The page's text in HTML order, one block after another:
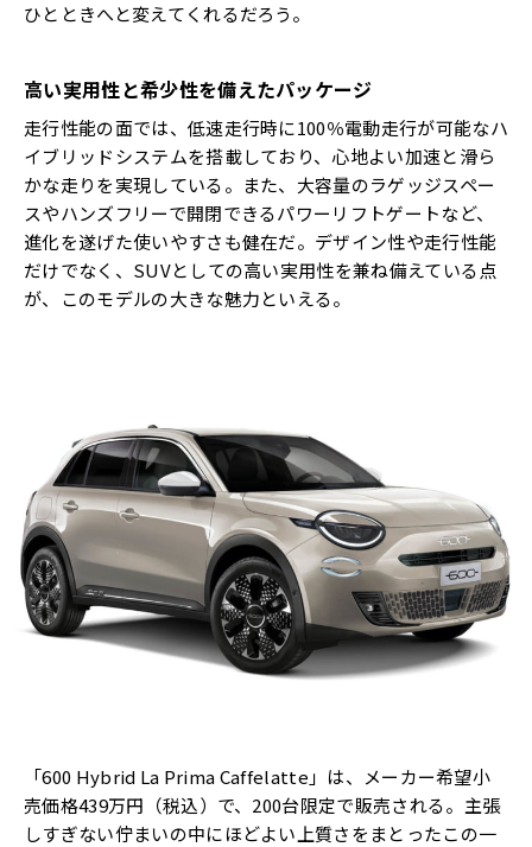
ひとときへと変えてくれるだろう。
高い実用性と希少性を備えたパッケージ
走行性能の面では、低速走行時に100％電動走行が可能なハ
イブリッドシステムを搭載しており、心地よい加速と滑ら
かな走りを実現している。また、大容量のラゲッジスペー
スやハンズフリーで開閉できるパワーリフトゲートなど、
進化を遂げた使いやすさも健在だ。デザイン性や走行性能
だけでなく、SUVとしての高い実用性を兼ね備えている点
が、このモデルの大きな魅力といえる。
「600 Hybrid La Prima Caffelatte」は、メーカー希望小
売価格439万円（税込）で、200台限定で販売される。主張
しすぎない佇まいの中にほどよい上質さをまとったこの一